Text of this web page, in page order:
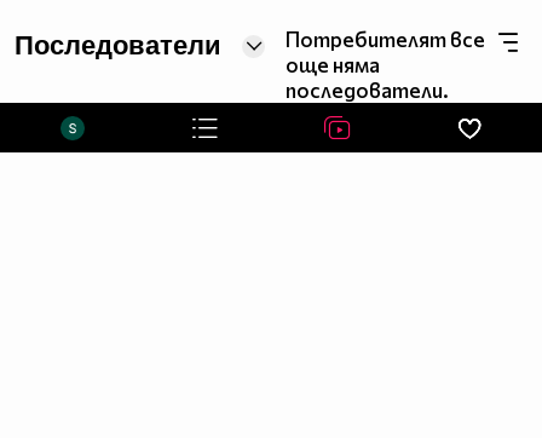
Последователи
Потребителят все
още няма
последователи.